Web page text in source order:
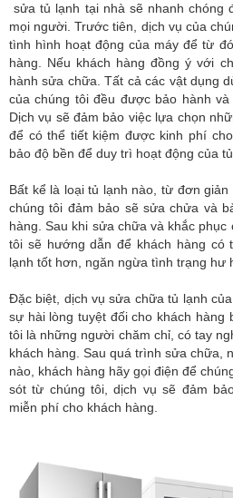
sửa tủ lạnh tại nhà sẽ nhanh chóng
mọi người. Trước tiên, dịch vụ của
tình hình hoạt động của máy để từ
hàng. Nếu khách hàng đồng ý với
hành sửa chữa. Tất cả các vật dụng
của chúng tôi đều được bảo hành
Dịch vụ sẽ đảm bảo việc lựa chọn
để có thể tiết kiệm được kinh phí
bảo độ bền để duy trì hoạt động của
Bất kể là loại tủ lạnh nào, từ đơn
chúng tôi đảm bảo sẽ sửa chửa và
hàng. Sau khi sửa chữa và khắc
tôi sẽ hướng dẫn để khách hàng có
lạnh tốt hơn, ngăn ngừa tình trạng hư
Đặc biệt, dịch vụ sửa chữa tủ lạnh
sự hài lòng tuyệt đối cho khách hàng
tôi là những người chăm chỉ, có tay
khách hàng. Sau quá trình sửa chữa,
nào, khách hàng hãy gọi điện để
sót từ chúng tôi, dịch vụ sẽ đảm
miễn phí cho khách hàng.